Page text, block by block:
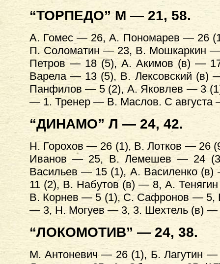
“ТОРПЕДО” М — 21, 58.
А. Гомес — 26, А. Пономарев — 26
П. Соломатин — 23, В. Мошкаркин
Петров — 18 (5), А. Акимов (в) —
Варела — 13 (5), В. Лексовский
Панфилов — 5 (2), А. Яковлев — 3
— 1. Тренер — В. Маслов. С августа
“ДИНАМО” Л — 24, 42.
Н. Горохов — 26 (1), В. Лотков — 26
Иванов — 25, В. Лемешев — 24
Васильев — 15 (1), А. Василенко
11 (2), В. Набутов (в) — 8, А.
В. Корнев — 5 (1), С. Сафронов — 5,
— 3, Н. Могуев — 3, 3. Шехтель (в) —
“ЛОКОМОТИВ” — 24, 38.
М. Антоневич — 26 (1), Б. Лагутин